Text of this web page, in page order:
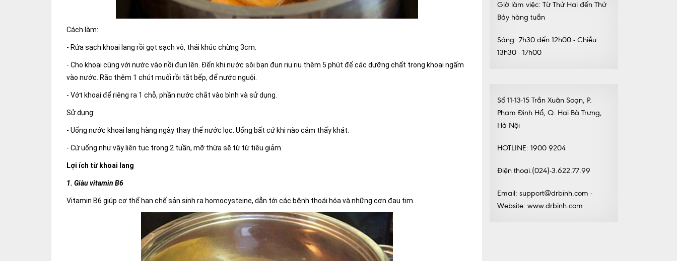
Cách làm:
- Rửa sạch khoai lang rồi gọt sạch vỏ, thái khúc chừng 3cm.
- Cho khoai cùng với nước vào nồi đun lên. Đến khi nước sôi bạn đun riu riu thêm 5 phút để các dưỡng chất trong khoai ngấm
vào nước. Rắc thêm 1 chút muối rồi tắt bếp, để nước nguội.
- Vớt khoai để riêng ra 1 chỗ, phần nước chắt vào bình và sử dụng.
Sử dụng:
- Uống nước khoai lang hàng ngày thay thế nước lọc. Uống bất cứ khi nào cảm thấy khát.
- Cứ uống như vậy liên tục trong 2 tuần, mỡ thừa sẽ từ từ tiêu giảm.
Lợi ích từ khoai lang
1. Giàu vitamin B6
Vitamin B6 giúp cơ thể hạn chế sản sinh ra homocysteine, dẫn tới các bệnh thoái hóa và những cơn đau tim.
Giờ làm việc: Từ Thứ Hai đến Thứ
Bảy hàng tuần
Sáng: 7h30 đến 12h00 - Chiều:
13h30 - 17h00
Số 11-13-15 Trần Xuân Soạn, P.
Phạm Đình Hổ, Q. Hai Bà Trưng,
Hà Nội
HOTLINE: 1900 9204
Điện thoại.(024)-3.622.77.99
Email: support@drbinh.com -
Website: www.drbinh.com